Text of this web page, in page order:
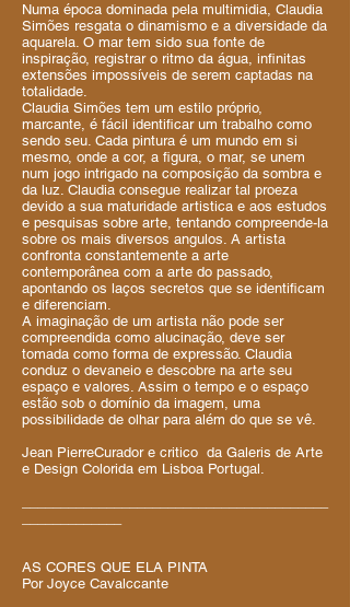
Numa época dominada pela multimidia, Claudia
Simões resgata o dinamismo e a diversidade da
aquarela. O mar tem sido sua fonte de
inspiração, registrar o ritmo da água, infinitas
extensões impossíveis de serem captadas na
totalidade.
Claudia Simões tem um estilo próprio,
marcante, é fácil identificar um trabalho como
sendo seu. Cada pintura é um mundo em si
mesmo, onde a cor, a figura, o mar, se unem
num jogo intrigado na composição da sombra e
da luz. Claudia consegue realizar tal proeza
devido a sua maturidade artistica e aos estudos
e pesquisas sobre arte, tentando compreende-la
sobre os mais diversos angulos. A artista
confronta constantemente a arte
contemporânea com a arte do passado,
apontando os laços secretos que se identificam
e diferenciam.
A imaginação de um artista não pode ser
compreendida como alucinação, deve ser
tomada como forma de expressão. Claudia
conduz o devaneio e descobre na arte seu
espaço e valores. Assim o tempo e o espaço
estão sob o domínio da imagem, uma
possibilidade de olhar para além do que se vê.
Jean PierreCurador e critico da Galeris de Arte
e Design Colorida em Lisboa Portugal.
AS CORES QUE ELA PINTA
Por Joyce Cavalccante